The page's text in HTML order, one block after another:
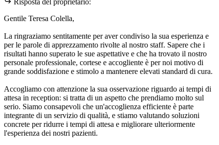
Gentile Teresa Colella,
La ringraziamo sentitamente per aver condiviso la sua esperienza e
per le parole di apprezzamento rivolte al nostro staff. Sapere che i
risultati hanno superato le sue aspettative e che ha trovato il nostro
personale professionale, cortese e accogliente è per noi motivo di
grande soddisfazione e stimolo a mantenere elevati standard di cura.
Accogliamo con attenzione la sua osservazione riguardo ai tempi di
attesa in reception: si tratta di un aspetto che prendiamo molto sul
serio. Siamo consapevoli che un'accoglienza efficiente è parte
integrante di un servizio di qualità, e stiamo valutando soluzioni
concrete per ridurre i tempi di attesa e migliorare ulteriormente
l'esperienza dei nostri pazienti.